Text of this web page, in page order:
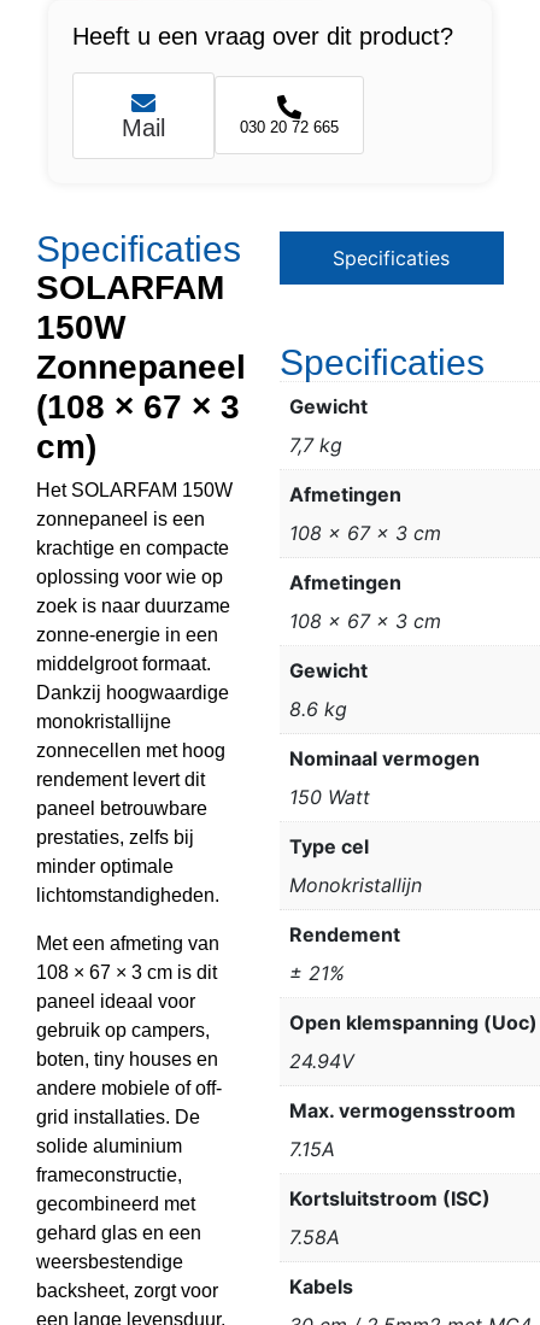
Heeft u een vraag over dit product?
Mail 030 20 72 665
Specificaties
SOLARFAM
150W
Zonnepaneel
(108 × 67 × 3
cm)
Het SOLARFAM 150W
zonnepaneel is een
krachtige en compacte
oplossing voor wie op
zoek is naar duurzame
zonne-energie in een
middelgroot formaat.
Dankzij hoogwaardige
monokristallijne
zonnecellen met hoog
rendement levert dit
paneel betrouwbare
prestaties, zelfs bij
minder optimale
lichtomstandigheden.
Met een afmeting van
108 × 67 × 3 cm is dit
paneel ideaal voor
gebruik op campers,
boten, tiny houses en
andere mobiele of off-
grid installaties. De
solide aluminium
frameconstructie,
gecombineerd met
gehard glas en een
weersbestendige
backsheet, zorgt voor
een lange levensduur,
Specificaties
Specificaties
Gewicht
7,7 kg
Afmetingen
108 × 67 × 3 cm
Afmetingen
108 x 67 x 3 cm
Gewicht
8.6 kg
Nominaal vermogen
150 Watt
Type cel
Monokristallijn
Rendement
± 21%
Open klemspanning (Uoc)
24.94V
Max. vermogensstroom
7.15A
Kortsluitstroom (ISC)
7.58A
Kabels